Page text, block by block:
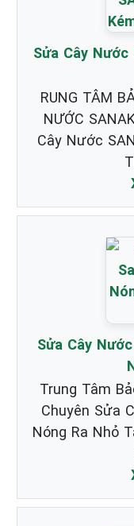
Sửa Cây Nước
RUNG TÂM
NƯỚC
Cây Nước
Sửa Cây
Trung Tâm
Chuyên Sửa
Nóng Ra Nhỏ